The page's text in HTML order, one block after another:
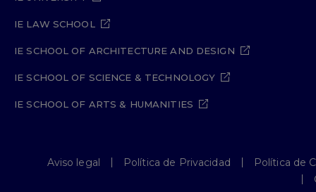
IE LAW SCHOOL
IE SCHOOL OF ARCHITECTURE AND DESIGN
IE SCHOOL OF SCIENCE & TECHNOLOGY
IE SCHOOL OF ARTS & HUMANITIES
Aviso legal Política de Privacidad
Política de